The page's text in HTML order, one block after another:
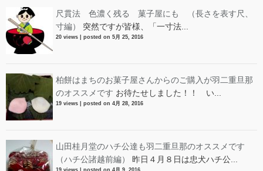
尺貫法 色濃く残る 菓子屋にも （長さを表す尺、
寸編）
突然ですが皆様、「一寸法...
20 views posted on 5月 25, 2016
柏餅はまちのお菓子屋さんからのご購入が羽二重旦那
のオススメです お待たせしました！！ い...
19 views posted on 4月 28, 2016
山田桂月堂のハチ公達も羽二重旦那のオススメです
（ハチ公諸越前編）
昨日４月８日は忠犬ハチ公...